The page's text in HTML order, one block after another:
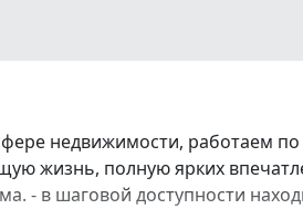
недвижимости, работаем
жизнь, полную ярких
- в шаговой доступности